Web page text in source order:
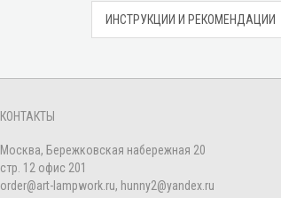
ИНСТРУКЦИИ И РЕКОМЕНДАЦИИ
КОНТАКТЫ
Москва, Бережковская набережная 20
стр. 12 офис 201
order@art-lampwork.ru, hunny2@yandex.ru